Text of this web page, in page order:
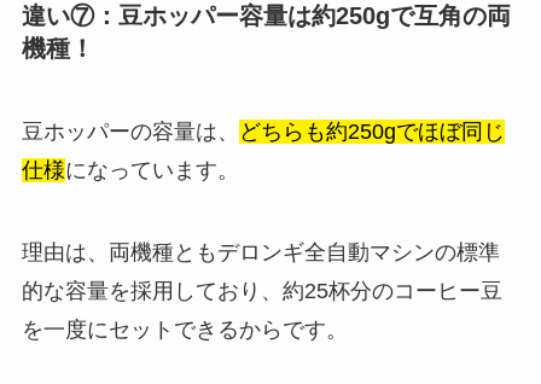
違い⑦：豆ホッパー容量は約250gで互角の両
機種！
豆ホッパーの容量は、
どちらも約250gでほぼ同じ
仕様になっています。
理由は、両機種ともデロンギ全自動マシンの標準
的な容量を採用しており、約25杯分のコーヒー豆
を一度にセットできるからです。